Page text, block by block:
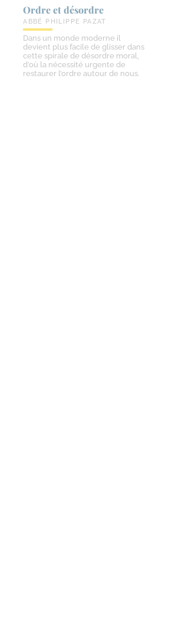
Ordre et désordre
ABBÉ PHILIPPE PAZAT
Dans un monde moderne il
devient plus facile de glisser dans
cette spirale de désordre moral,
d’où la nécessité urgente de
restaurer l’ordre autour de nous.